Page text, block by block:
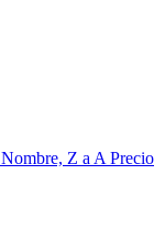
Nombre, Z a APrecio